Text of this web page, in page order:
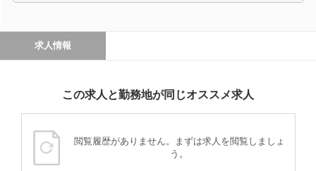
求人情報
この求人と勤務地が同じオススメ求人
閲覧履歴がありません。まずは求人を閲覧しましょ
う。